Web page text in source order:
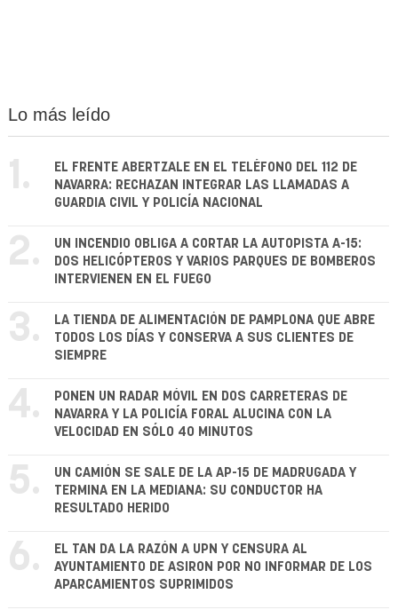
Lo más leído
1.
EL FRENTE ABERTZALE EN EL TELÉFONO DEL 112 DE
NAVARRA: RECHAZAN INTEGRAR LAS LLAMADAS A
GUARDIA CIVIL Y POLICÍA NACIONAL
2.
UN INCENDIO OBLIGA A CORTAR LA AUTOPISTA A-15:
DOS HELICÓPTEROS Y VARIOS PARQUES DE BOMBEROS
INTERVIENEN EN EL FUEGO
3.
LA TIENDA DE ALIMENTACIÓN DE PAMPLONA QUE ABRE
TODOS LOS DÍAS Y CONSERVA A SUS CLIENTES DE
SIEMPRE
4.
PONEN UN RADAR MÓVIL EN DOS CARRETERAS DE
NAVARRA Y LA POLICÍA FORAL ALUCINA CON LA
VELOCIDAD EN SÓLO 40 MINUTOS
5.
UN CAMIÓN SE SALE DE LA AP-15 DE MADRUGADA Y
TERMINA EN LA MEDIANA: SU CONDUCTOR HA
RESULTADO HERIDO
6.
EL TAN DA LA RAZÓN A UPN Y CENSURA AL
AYUNTAMIENTO DE ASIRON POR NO INFORMAR DE LOS
APARCAMIENTOS SUPRIMIDOS